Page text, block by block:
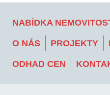
NABÍDKA
O NÁS PROJEKTY
ODHAD CEN